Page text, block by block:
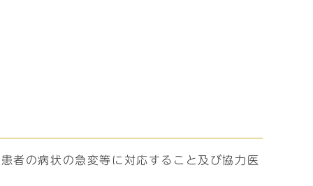
者の病状の急変等に対応すること及び協力医